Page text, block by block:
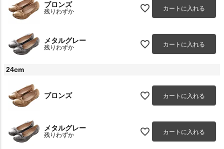
ブロンズ
残りわずか カートに入れる
メタルグレー
残りわずか カートに入れる
24cm
ブロンズ カートに入れる
メタルグレー
残りわずか カートに入れる